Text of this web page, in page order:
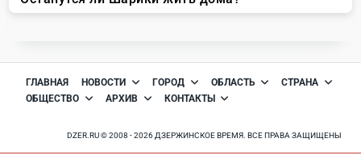
ГЛАВНАЯ НОВОСТИ ГОРОД ОБЛАСТЬ
СТРАНА
ОБЩЕСТВО
АРХИВ КОНТАКТЫ
DZER.RU © 2008 - 2026 ДЗЕРЖИНСКОЕ ВРЕМЯ. ВСЕ ПРАВА ЗАЩИЩЕНЫ